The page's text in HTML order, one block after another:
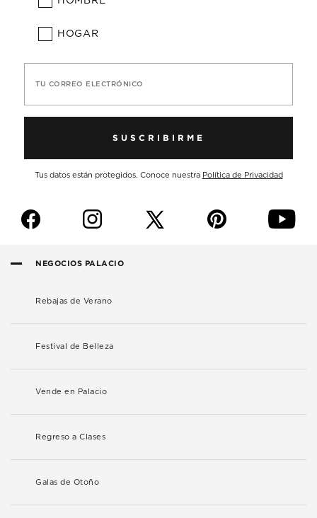
HOGAR
TU CORREO ELECTRÓNICO
SUSCRIBIRME
Tus datos están protegidos. Conoce nuestra Política de Privacidad
f i p y
NEGOCIOS PALACIO
Rebajas de Verano
Festival de Belleza
Vende en Palacio
Regreso a Clases
Galas de Otoño